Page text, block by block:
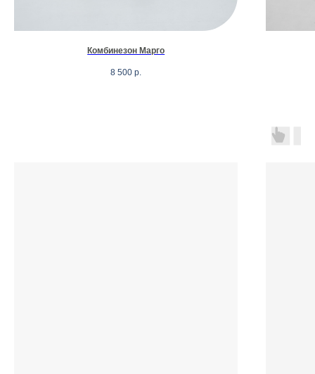
Комбинезон Марго
8 500 р.